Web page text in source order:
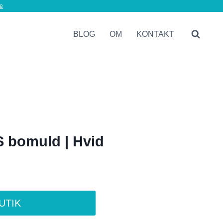
BLOG OM KONTAKT
bomuld | Hvid